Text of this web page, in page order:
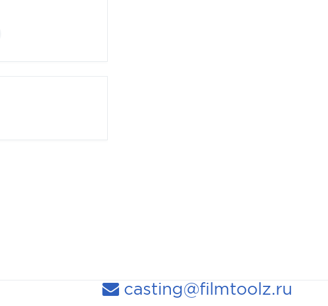
casting@filmtoolz.ru